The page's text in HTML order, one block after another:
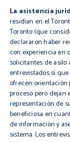
La asistencia
residían en el
Toronto(que
declararon haber
con experiencia en
solicitantes de
entrevistados sí
ofrecen orientación
proceso pero dejan
representación de
beneficiosa en
de información y
sistema. Los